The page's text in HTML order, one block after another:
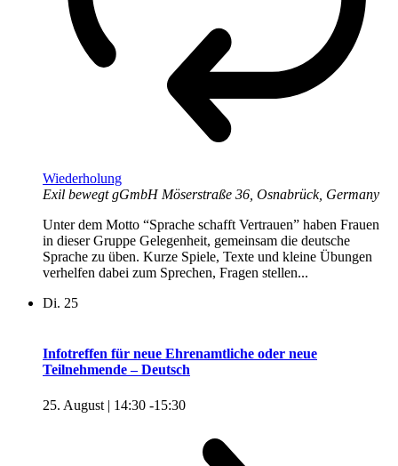
Wiederholung
Exil bewegt gGmbH Möserstraße 36, Osnabrück, Germany
Unter dem Motto “Sprache schafft Vertrauen” haben Frauen
in dieser Gruppe Gelegenheit, gemeinsam die deutsche
Sprache zu üben. Kurze Spiele, Texte und kleine Übungen
verhelfen dabei zum Sprechen, Fragen stellen...
Di. 25
Infotreffen für neue Ehrenamtliche oder neue
Teilnehmende – Deutsch
25. August | 14:30 -15:30